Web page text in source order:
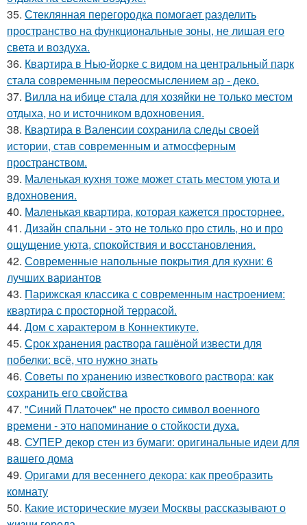
35. Стеклянная перегородка помогает разделить
пространство на функциональные зоны, не лишая его
света и воздуха.
36. Квартира в Нью-йорке с видом на центральный парк
стала современным переосмыслением ар - деко.
37. Вилла на ибице стала для хозяйки не только местом
отдыха, но и источником вдохновения.
38. Квартира в Валенсии сохранила следы своей
истории, став современным и атмосферным
пространством.
39. Маленькая кухня тоже может стать местом уюта и
вдохновения.
40. Маленькая квартира, которая кажется просторнее.
41. Дизайн спальни - это не только про стиль, но и про
ощущение уюта, спокойствия и восстановления.
42. Современные напольные покрытия для кухни: 6
лучших вариантов
43. Парижская классика с современным настроением:
квартира с просторной террасой.
44. Дом с характером в Коннектикуте.
45. Срок хранения раствора гашёной извести для
побелки: всё, что нужно знать
46. Советы по хранению известкового раствора: как
сохранить его свойства
47. "Синий Платочек" не просто символ военного
времени - это напоминание о стойкости духа.
48. СУПЕР декор стен из бумаги: оригинальные идеи для
вашего дома
49. Оригами для весеннего декора: как преобразить
комнату
50. Какие исторические музеи Москвы рассказывают о